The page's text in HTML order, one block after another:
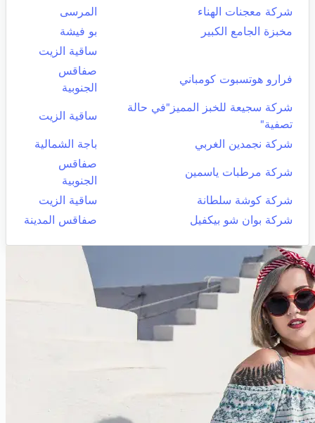
شركة معجنات الهناء
المرسى
مخبزة الجامع الكبير
بو فيشة
ساقية الزيت
فرارو هوتسبوت كومباني
صفاقس
الجنوبية
شركة سجيعة للخبز المميز"في حالة
تصفية"
ساقية الزيت
شركة نجمدين الغربي باجة الشمالية
شركة مرطبات ياسمين
صفاقس
الجنوبية
شركة كوشة سلطانة
ساقية الزيت
شركة بوان شو بيكفيل
صفاقس المدينة